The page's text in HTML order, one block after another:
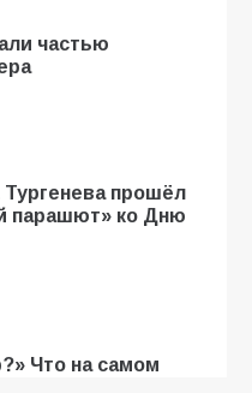
частью
прошёл
парашют» ко Дню
Что на самом